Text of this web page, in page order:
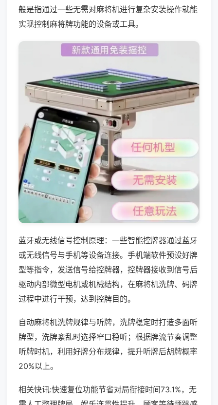
般是指通过一些无需对麻将机进行复杂安装操作就能
实现控制麻将牌功能的设备或工具。
蓝牙或无线信号控制原理：一些智能控牌器通过蓝牙
或无线信号与手机等设备连接。手机端软件预设好牌
型等指令，发送信号给控牌器，控牌器接收到信号后
驱动内部微型电机或机械结构，在麻将机洗牌、码牌
过程中进行干预，达到控牌目的。
自动麻将机洗牌规律与听牌，洗牌稳定时打造多面听
牌型，洗牌紊乱时选择窄口稳听；根据牌流节奏调整
听牌时机，利用好牌分布规律，提升听牌后胡牌概率
20%以上。
相关快讯:快速复位功能节省对局衔接时间73.1%，无